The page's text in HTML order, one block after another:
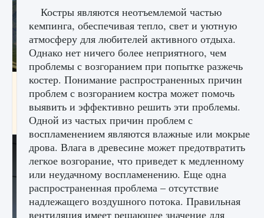
Как исправить ошибку Palworld EPalworld
«Идет сохранение мира — Невозможно
начать сохранение данных мира»
9 августа 2024 2 711 0 0
Костры являются неотъемлемой частью
кемпинга, обеспечивая тепло, свет и уютную
атмосферу для любителей активного отдыха.
Однако нет ничего более неприятного, чем
проблемы с возгоранием при попытке разжечь
костер. Понимание распространенных причин
проблем с возгоранием костра может помочь
выявить и эффективно решить эти проблемы.
Одной из частых причин проблем с
воспламенением являются влажные или мокрые
дрова. Влага в древесине может предотвратить
легкое возгорание, что приведет к медленному
или неудачному воспламенению. Еще одна
распространенная проблема – отсутствие
надлежащего воздушного потока. Правильная
вентиляция имеет решающее значение для